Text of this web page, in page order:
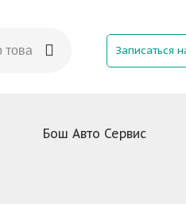
Записаться
Бош Авто Сервис